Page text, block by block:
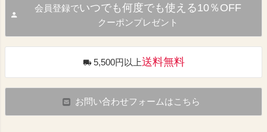
会員登録でいつでも何度でも使える10％OFF
クーポンプレゼント
5,500円以上送料無料
お問い合わせフォームはこちら